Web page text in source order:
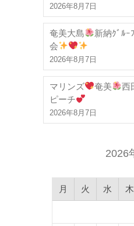
2026年8月7日
奄美大島 新納ｸﾞﾙｰ
会
2026年8月7日
マリンズ 奄美 西
ピーチ
2026年8月7日
2026
月 火 水 木